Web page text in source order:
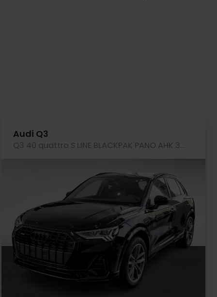
Audi Q3
Q3 40 quattro S LINE BLACKPAK PANO AHK 360CAM 19Z